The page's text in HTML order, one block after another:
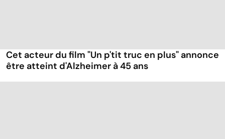
Cet acteur du film "Un p'tit truc en plus" annonce
être atteint d'Alzheimer à 45 ans